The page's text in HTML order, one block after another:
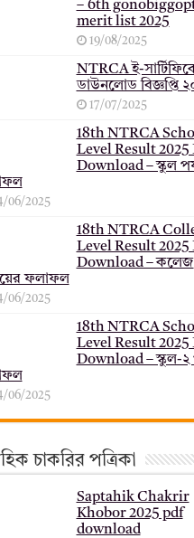
– 6th
merit list 2025
19/08/2025
NTRCA ই-
ডাউনলোড বিজ্ঞপ্তি
17/07/2025
18th NTRCA
Level Result 2025
Download – স্কুল
06/2025
18th NTRCA
Level Result 2025
Download – কলেজ
ফলাফল
06/2025
18th NTRCA
Level Result 2025
Download – স্কুল-২
06/2025
চাকরির পত্রিকা
Saptahik Chakrir
Khobor 2025 pdf
download